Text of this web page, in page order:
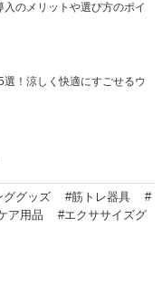
のメリットや選び方のポイ
！涼しく快適にすごせるウ
ググッズ #筋トレ器具
#
ア用品
#エクササイズグ